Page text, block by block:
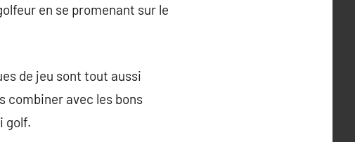
en se promenant sur le
de jeu sont tout aussi
combiner avec les bons
golf.